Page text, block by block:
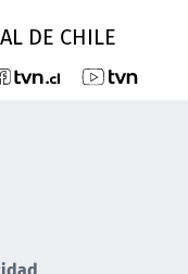
DE CHILE